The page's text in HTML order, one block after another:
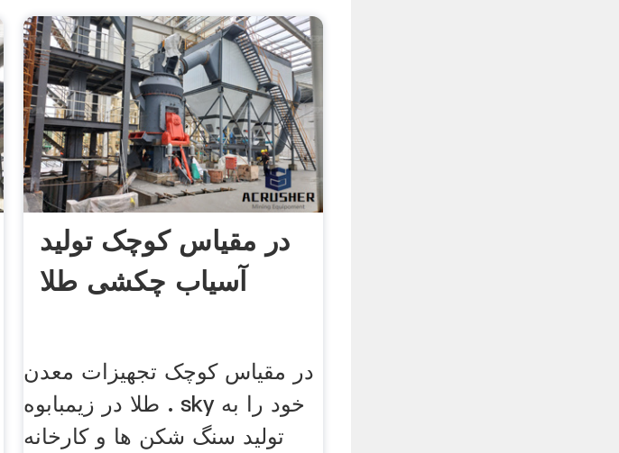
در مقیاس کوچک تولید
آسیاب چکشی طلا
در مقیاس کوچک تجهیزات معدن
طلا در زیمبابوه . sky خود را به
تولید سنگ شکن ها و کارخانه